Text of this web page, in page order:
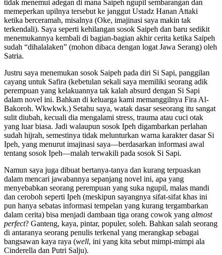
tidak menemui adegan di mana Saipeh ngupil sembarangan dan
memeperkan upilnya tersebut ke janggut Ustadz Hanan Attaki
ketika berceramah, misalnya (Oke, imajinasi saya makin tak
terkendali). Saya seperti kehilangan sosok Saipeh dan baru sedikit
menemukannya kembali di bagian-bagian akhir cerita ketika Saipeh
sudah “dihalalaken” (mohon dibaca dengan logat Jawa Serang) oleh
Satria.
Justru saya menemukan sosok Saipeh pada diri Si Sapi, panggilan
cayang untuk Safira (kebetulan sekali saya memiliki seorang adik
perempuan yang kelakuannya tak kalah absurd dengan Si Sapi
dalam novel ini. Bahkan di keluarga kami memanggilnya Fira Al-
Bakoroh. Wkwkwk.) Setahu saya, watak dasar seseorang itu sangat
sulit diubah, kecuali dia mengalami stress, trauma atau cuci otak
yang luar biasa. Jadi walaupun sosok Ipeh digambarkan perlahan
sudah hijrah, semestinya tidak melunturkan warna karakter dasar Si
Ipeh, yang menurut imajinasi saya—berdasarkan informasi awal
tentang sosok Ipeh—malah terwakili pada sosok Si Sapi.
Namun saya juga dibuat bertanya-tanya dan kurang terpuaskan
dalam mencari jawabannya sepanjang novel ini, apa yang
menyebabkan seorang perempuan yang suka ngupil, malas mandi
dan ceroboh seperti Ipeh (meskipun sayangnya sifat-sifat khas ini
pun hanya sebatas informasi tempelan yang kurang tergambarkan
dalam cerita) bisa menjadi dambaan tiga orang cowok yang almost
perfect? Ganteng, kaya, pintar, populer, soleh. Bahkan salah seorang
di antaranya seorang penulis terkenal yang merangkap sebagai
bangsawan kaya raya (well, ini yang kita sebut mimpi-mimpi ala
Cinderella dan Putri Salju).